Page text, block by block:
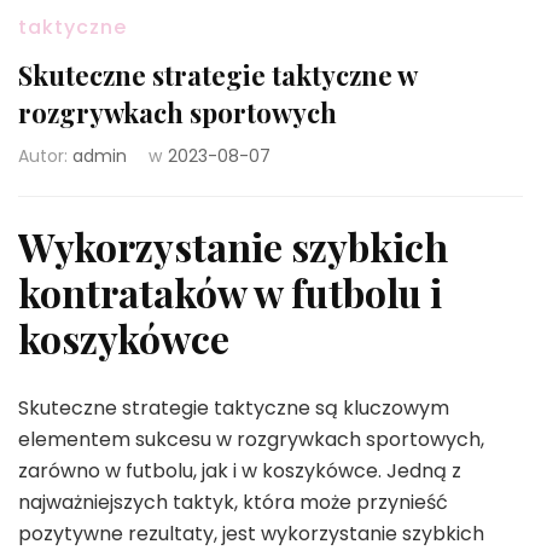
taktyczne
Skuteczne strategie taktyczne w
rozgrywkach sportowych
Autor: admin w 2023-08-07
Wykorzystanie szybkich
kontrataków w futbolu i
koszykówce
Skuteczne strategie taktyczne są kluczowym
elementem sukcesu w rozgrywkach sportowych,
zarówno w futbolu, jak i w koszykówce. Jedną z
najważniejszych taktyk, która może przynieść
pozytywne rezultaty, jest wykorzystanie szybkich